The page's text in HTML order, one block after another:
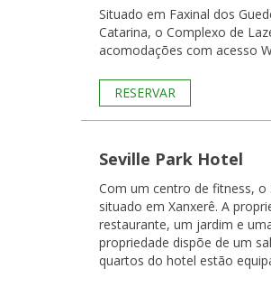
Situado em Faxinal dos
Catarina, o Complexo de
acomodações com acesso
RESERVAR
Seville Park Hotel
Com um centro de fitness, o
situado em Xanxerê. A
restaurante, um jardim e
propriedade dispõe de um salão
quartos do hotel estão